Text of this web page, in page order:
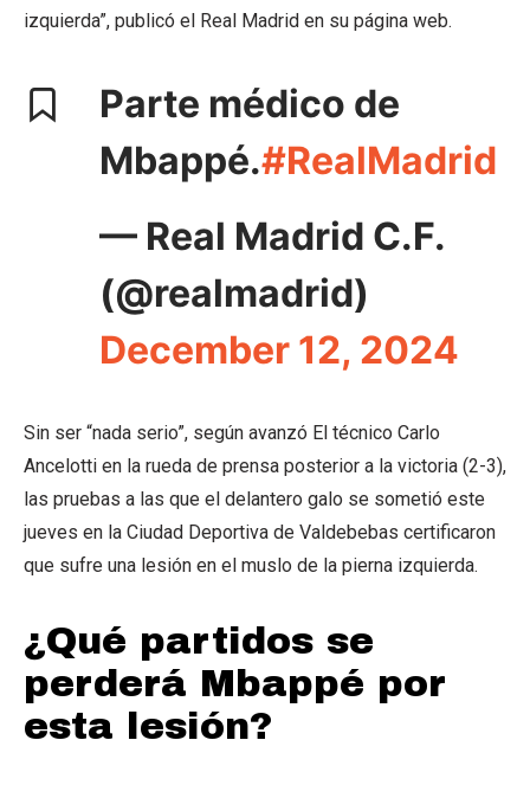
izquierda”, publicó el Real Madrid en su página web.
Parte médico de
Mbappé.#RealMadrid
— Real Madrid C.F.
(@realmadrid)
December 12, 2024
Sin ser “nada serio”, según avanzó El técnico Carlo
Ancelotti en la rueda de prensa posterior a la victoria (2-3),
las pruebas a las que el delantero galo se sometió este
jueves en la Ciudad Deportiva de Valdebebas certificaron
que sufre una lesión en el muslo de la pierna izquierda.
¿Qué partidos se
perderá Mbappé por
esta lesión?